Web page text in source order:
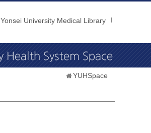
Yonsei University Medical Library
YUHSpace